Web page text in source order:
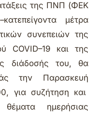
της ΠΝΠ (ΦΕΚ
μέτρα
συνεπειών της
COVID–19 και της
διάδοσής του, θα
την Παρασκευή
για συζήτηση και
ημερήσιας